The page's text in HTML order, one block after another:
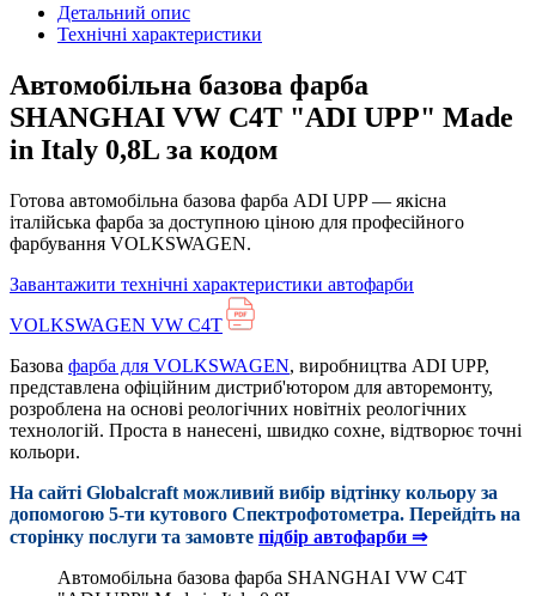
Детальний опис
Технічні характеристики
Автомобільна базова фарба
SHANGHAI VW C4T "ADI UPP" Made
in Italy 0,8L за кодом
Готова автомобільна базова фарба ADI UPP — якісна
італійська фарба за доступною ціною для професійного
фарбування VOLKSWAGEN.
Завантажити технічні характеристики автофарби
VOLKSWAGEN VW C4T
Базова фарба для VOLKSWAGEN, виробництва ADI UPP,
представлена офіційним дистриб'ютором для авторемонту,
розроблена на основі реологічних новітніх реологічних
технологій. Проста в нанесені, швидко сохне, відтворює точні
кольори.
На сайті Globalcraft можливий вибір відтінку кольору за
допомогою 5-ти кутового Cпектрофотометра. Перейдіть на
сторінку послуги та замовте підбір автофарби ⇒
Автомобільна базова фарба SHANGHAI VW C4T